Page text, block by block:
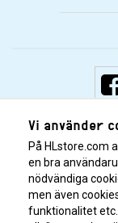
Vi använder
På HLstore.com
en bra
nödvändiga
men även
funktionalitet